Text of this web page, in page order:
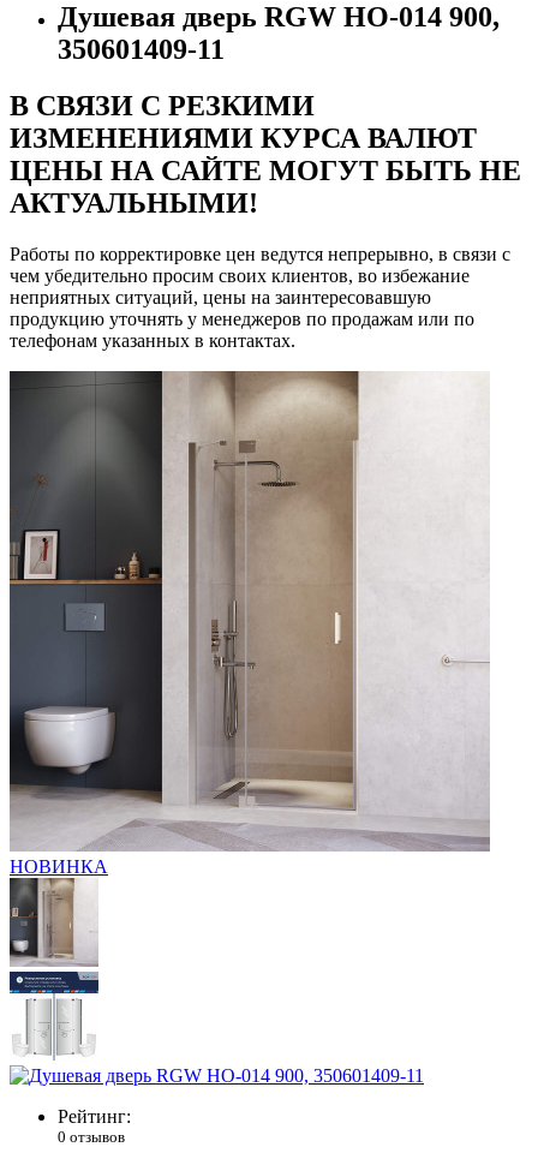
Душевая дверь RGW HO-014 900,
350601409-11
В СВЯЗИ С РЕЗКИМИ
ИЗМЕНЕНИЯМИ КУРСА ВАЛЮТ
ЦЕНЫ НА САЙТЕ МОГУТ БЫТЬ НЕ
АКТУАЛЬНЫМИ!
Работы по корректировке цен ведутся непрерывно, в связи с
чем убедительно просим своих клиентов, во избежание
неприятных ситуаций, цены на заинтересовавшую
продукцию уточнять у менеджеров по продажам или по
телефонам указанных в контактах.
НОВИНКА
Рейтинг:
0 отзывов